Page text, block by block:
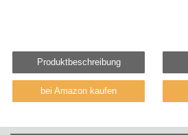
Produktbeschreibung
bei Amazon kaufen